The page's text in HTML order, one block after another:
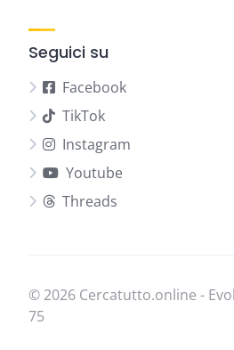
Seguici su
Facebook
TikTok
Instagram
Youtube
Threads
© 2026 Cercatutto.online -
75